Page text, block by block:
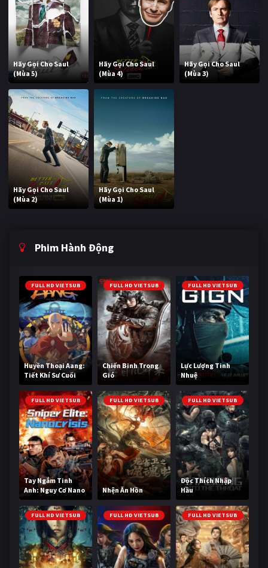
Hãy Gọi Cho Saul
(Mùa 5)
Hãy Gọi Cho Saul
(Mùa 4)
Hãy Gọi Cho Saul
(Mùa 3)
Hãy Gọi Cho Saul
(Mùa 2)
Hãy Gọi Cho Saul
(Mùa 1)
Phim Hành Động
FULL HD VIETSUB
Huyền Thoại Aang:
Tiết Khí Sư Cuối
Cùng
FULL HD VIETSUB
Chiến Binh Trong
Gió
FULL HD VIETSUB
Lực Lượng Tinh
Nhuệ
FULL HD VIETSUB
Tay Ngắm Tinh
Anh: Nguy Cơ Nano
FULL HD VIETSUB
Nhện Ăn Hồn
FULL HD VIETSUB
Độc Thích Nhập
Hầu
FULL HD VIETSUB FULL HD VIETSUB FULL HD VIETSUB